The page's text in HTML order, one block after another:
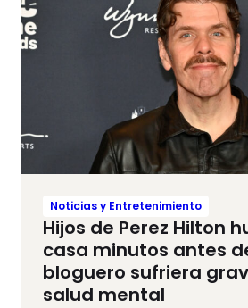
Noticias y Entretenimiento
Hijos de Perez Hilton
casa minutos antes
bloguero sufriera
salud mental